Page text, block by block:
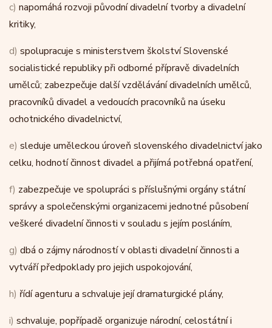
c) napomáhá rozvoji původní divadelní tvorby a divadelní
kritiky,
d) spolupracuje s ministerstvem školství Slovenské
socialistické republiky při odborné přípravě divadelních
umělců; zabezpečuje další vzdělávání divadelních umělců,
pracovníků divadel a vedoucích pracovníků na úseku
ochotnického divadelnictví,
e) sleduje uměleckou úroveň slovenského divadelnictví jako
celku, hodnotí činnost divadel a přijímá potřebná opatření,
f) zabezpečuje ve spolupráci s příslušnými orgány státní
správy a společenskými organizacemi jednotné působení
veškeré divadelní činnosti v souladu s jejím posláním,
g) dbá o zájmy národností v oblasti divadelní činnosti a
vytváří předpoklady pro jejich uspokojování,
h) řídí agenturu a schvaluje její dramaturgické plány,
i) schvaluje, popřípadě organizuje národní, celostátní i